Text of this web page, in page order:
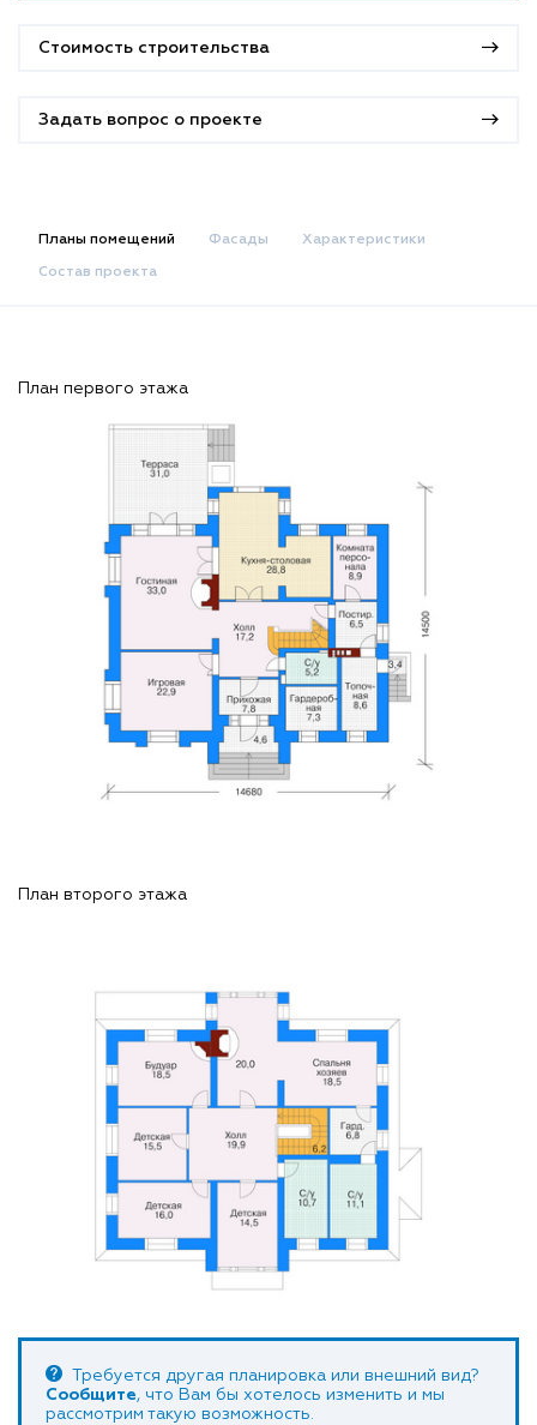
Стоимость строительства
Задать вопрос о проекте
Планы помещений Фасады Характеристики
Состав проекта
План первого этажа
План второго этажа
Требуется другая планировка или внешний вид?
Сообщите, что Вам бы хотелось изменить и мы
рассмотрим такую возможность.